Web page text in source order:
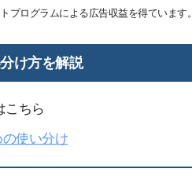
プログラムによる広告収益を得ています。
け方を解説
こちら
使い分け